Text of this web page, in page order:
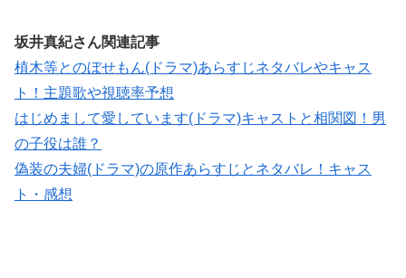
坂井真紀さん関連記事
植木等とのぼせもん(ドラマ)あらすじネタバレやキャス
ト！主題歌や視聴率予想
はじめまして愛しています(ドラマ)キャストと相関図！男
の子役は誰？
偽装の夫婦(ドラマ)の原作あらすじとネタバレ！キャス
ト・感想